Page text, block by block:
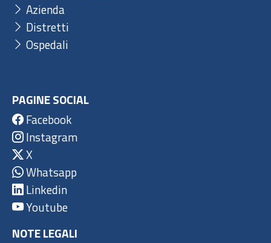
Azienda
Distretti
Ospedali
PAGINE SOCIAL
Facebook
Instagram
X
Whatsapp
Linkedin
Youtube
NOTE LEGALI